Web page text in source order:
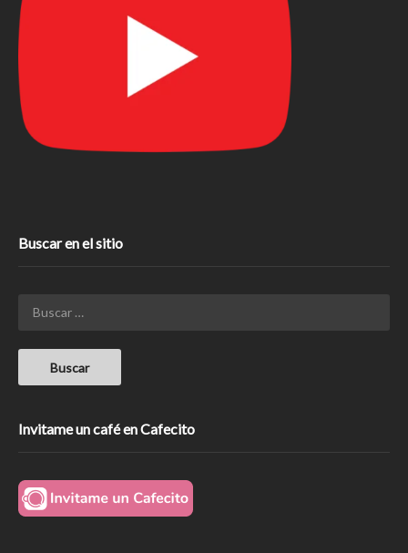
Buscar en el sitio
Invitame un café en Cafecito